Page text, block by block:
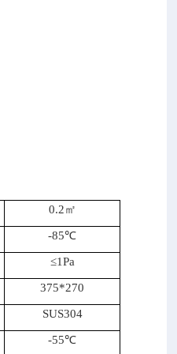
0.2㎡
-85℃
≤1Pa
375*270
SUS304
-55℃